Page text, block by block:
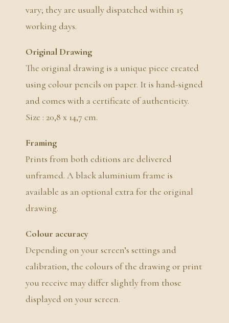
vary; they are usually dispatched within 15
working days.
Original Drawing
The original drawing is a unique piece created
using colour pencils on paper. It is hand-signed
and comes with a certificate of authenticity.
Size : 20,8 x 14,7 cm.
Framing
Prints from both editions are delivered
unframed. A black aluminium frame is
available as an optional extra for the original
drawing.
Colour accuracy
Depending on your screen’s settings and
calibration, the colours of the drawing or print
you receive may differ slightly from those
displayed on your screen.